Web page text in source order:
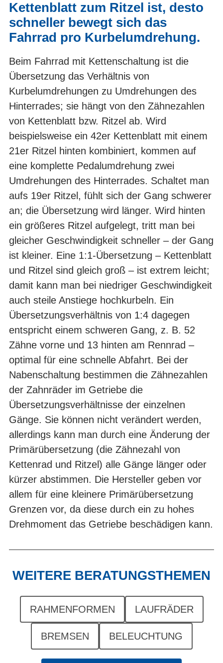
Kettenblatt zum Ritzel ist, desto
schneller bewegt sich das
Fahrrad pro Kurbelumdrehung.
Beim Fahrrad mit Kettenschaltung ist die
Übersetzung das Verhältnis von
Kurbelumdrehungen zu Umdrehungen des
Hinterrades; sie hängt von den Zähnezahlen
von Kettenblatt bzw. Ritzel ab. Wird
beispielsweise ein 42er Kettenblatt mit einem
21er Ritzel hinten kombiniert, kommen auf
eine komplette Pedalumdrehung zwei
Umdrehungen des Hinterrades. Schaltet man
aufs 19er Ritzel, fühlt sich der Gang schwerer
an; die Übersetzung wird länger. Wird hinten
ein größeres Ritzel aufgelegt, tritt man bei
gleicher Geschwindigkeit schneller – der Gang
ist kleiner. Eine 1:1-Übersetzung – Kettenblatt
und Ritzel sind gleich groß – ist extrem leicht;
damit kann man bei niedriger Geschwindigkeit
auch steile Anstiege hochkurbeln. Ein
Übersetzungsverhältnis von 1:4 dagegen
entspricht einem schweren Gang, z. B. 52
Zähne vorne und 13 hinten am Rennrad –
optimal für eine schnelle Abfahrt. Bei der
Nabenschaltung bestimmen die Zähnezahlen
der Zahnräder im Getriebe die
Übersetzungsverhältnisse der einzelnen
Gänge. Sie können nicht verändert werden,
allerdings kann man durch eine Änderung der
Primärübersetzung (die Zähnezahl von
Kettenrad und Ritzel) alle Gänge länger oder
kürzer abstimmen. Die Hersteller geben vor
allem für eine kleinere Primärübersetzung
Grenzen vor, da diese durch ein zu hohes
Drehmoment das Getriebe beschädigen kann.
WEITERE BERATUNGSTHEMEN
RAHMENFORMEN LAUFRÄDER
BREMSEN BELEUCHTUNG